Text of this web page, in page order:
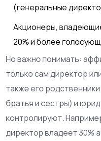
(генеральные
Акционеры,
20% и более
Но важно понимать:
только сам директор
также его
братья и сестры) и
контролируют.
директор владеет 30%